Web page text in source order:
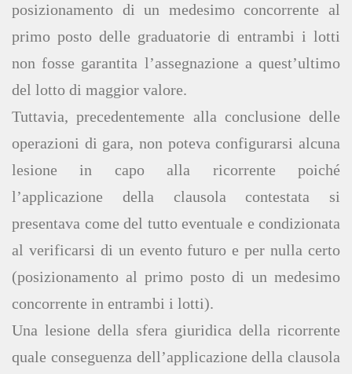
posizionamento di un medesimo concorrente al
primo posto delle graduatorie di entrambi i lotti
non fosse garantita l’assegnazione a quest’ultimo
del lotto di maggior valore.
Tuttavia, precedentemente alla conclusione delle
operazioni di gara, non poteva configurarsi alcuna
lesione in capo alla ricorrente poiché
l’applicazione della clausola contestata si
presentava come del tutto eventuale e condizionata
al verificarsi di un evento futuro e per nulla certo
(posizionamento al primo posto di un medesimo
concorrente in entrambi i lotti).
Una lesione della sfera giuridica della ricorrente
quale conseguenza dell’applicazione della clausola